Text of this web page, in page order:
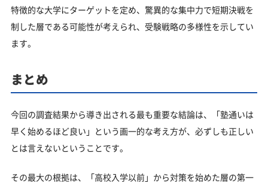
特徴的な大学にターゲットを定め、驚異的な集中力で短期決戦を
制した層である可能性が考えられ、受験戦略の多様性を示してい
ます。
まとめ
今回の調査結果から導き出される最も重要な結論は、「塾通いは
早く始めるほど良い」という画一的な考え方が、必ずしも正しい
とは言えないということです。
その最大の根拠は、「高校入学以前」から対策を始めた層の第一